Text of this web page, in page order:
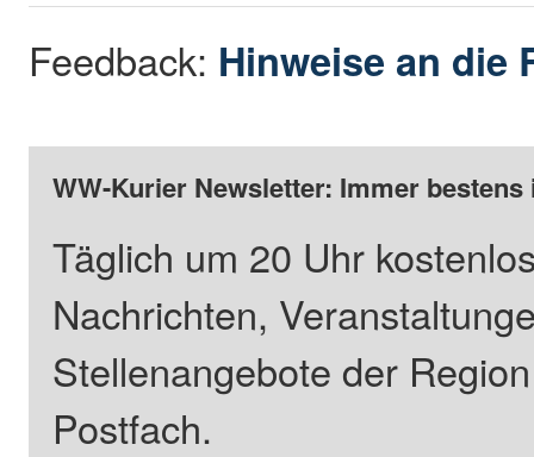
Feedback: Hinweise an die
WW-Kurier Newsletter: Immer
Täglich um 20 Uhr
Nachrichten,
Stellenangebote der
Postfach.